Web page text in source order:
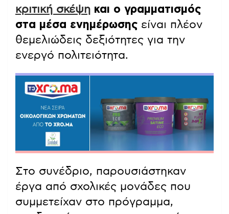
κριτική σκέψη και ο γραμματισμός
στα μέσα ενημέρωσης είναι πλέον
θεμελιώδεις δεξιότητες για την
ενεργό πολιτειότητα.
Στο συνέδριο, παρουσιάστηκαν
έργα από σχολικές μονάδες που
συμμετείχαν στο πρόγραμμα,